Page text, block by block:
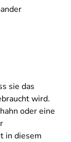
sie das
wird.
oder eine
in diesem